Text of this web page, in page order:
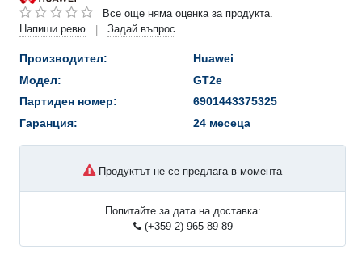
Все още няма оценка за продукта.
Напиши ревю
| Задай въпрос
Производител:
Huawei
Модел:
GT2e
Партиден номер:
6901443375325
Гаранция:
24 месеца
Продуктът не се предлага в момента
Попитайте за дата на доставка:
(+359 2) 965 89 89